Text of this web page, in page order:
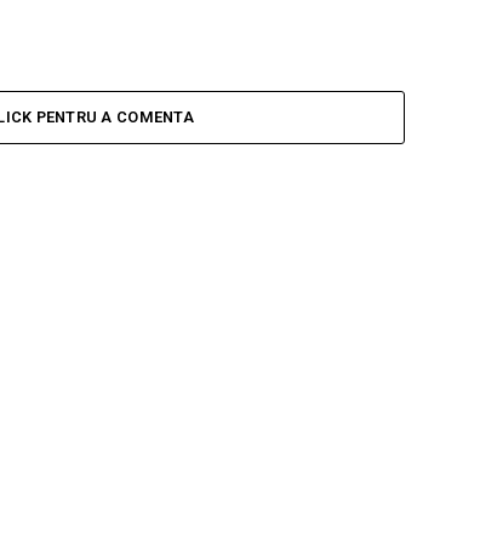
PENTRU A COMENTA